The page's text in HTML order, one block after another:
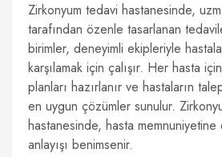
Zirkonyum tedavi hastanesinde,
tarafından özenle tasarlanan
birimler, deneyimli ekipleriyle
karşılamak için çalışır. Her hasta
planları hazırlanır ve hastaların
en uygun çözümler sunulur.
hastanesinde, hasta
anlayışı benimsenir.